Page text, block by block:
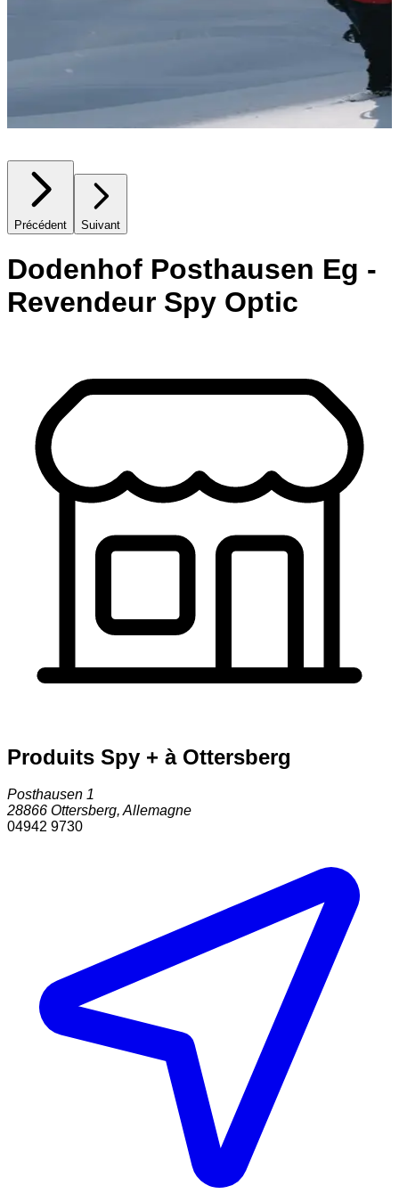
Précédent Suivant
Dodenhof Posthausen Eg -
Revendeur Spy Optic
Produits Spy + à Ottersberg
Posthausen 1
28866 Ottersberg,Allemagne
04942 9730